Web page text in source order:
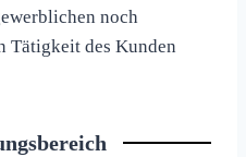
noch
Tätigkeit des Kunden